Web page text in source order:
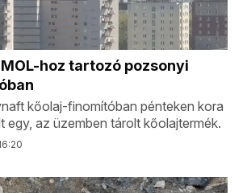
hoz tartozó pozsonyi
kőolaj-finomítóban pénteken kora
egy, az üzemben tárolt kőolajtermék.